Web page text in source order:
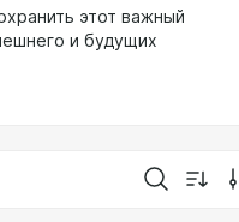
этот важный
и будущих